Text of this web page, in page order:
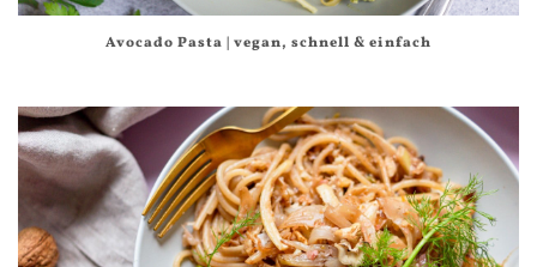
Avocado Pasta | vegan, schnell & einfach